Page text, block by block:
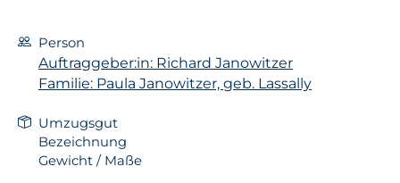
Person
Auftraggeber:in: Richard Janowitzer
Familie: Paula Janowitzer, geb. Lassally
Umzugsgut
Bezeichnung
Gewicht / Maße